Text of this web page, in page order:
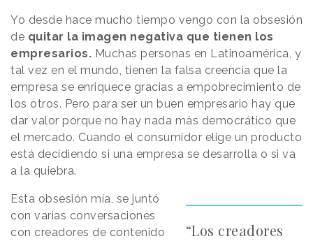
Yo desde hace mucho tiempo vengo con la obsesión
de quitar la imagen negativa que tienen los
empresarios. Muchas personas en Latinoamérica, y
tal vez en el mundo, tienen la falsa creencia que la
empresa se enriquece gracias a empobrecimiento de
los otros. Pero para ser un buen empresario hay que
dar valor porque no hay nada más democrático que
el mercado. Cuando el consumidor elige un producto
está decidiendo si una empresa se desarrolla o si va
a la quiebra.
“Los creadores
Esta obsesión mía, se juntó
con varias conversaciones
con creadores de contenido